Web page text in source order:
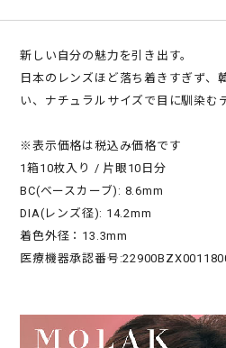
新しい自分の魅力を引き出す。
日本のレンズほど落ち着きすぎず、
い、ナチュラルサイズで目に馴染む
※表示価格は税込み価格です
1箱10枚入り / 片眼10日分
BC(ベースカーブ): 8.6mm
DIA(レンズ径): 14.2mm
着色外径：13.3mm
医療機器承認番号